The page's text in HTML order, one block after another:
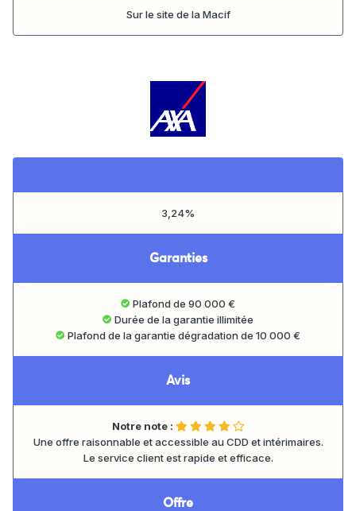
Sur le site de la Macif
3,24%
Garanties
Plafond de 90 000 €
Durée de la garantie illimitée
Plafond de la garantie dégradation de 10 000 €
Avis
Notre note :
Une offre raisonnable et accessible au CDD et intérimaires.
Le service client est rapide et efficace.
Offre